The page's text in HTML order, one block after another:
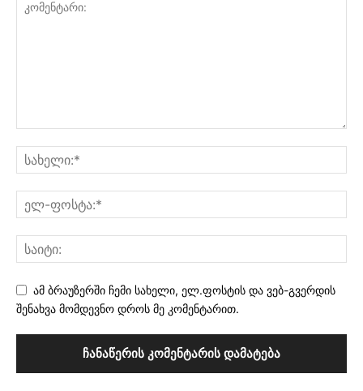
ამ ბრაუზერში ჩემი სახელი, ელ.ფოსტის და ვებ-გვერდის
შენახვა მომდევნო დროს მე კომენტარით.